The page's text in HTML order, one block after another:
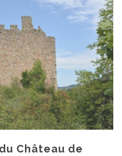
Château de